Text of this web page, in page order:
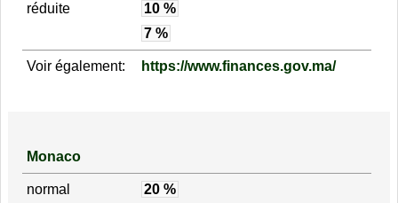
réduite
10 %
7 %
Voir également: https://www.finances.gov.ma/
Monaco
normal 20 %